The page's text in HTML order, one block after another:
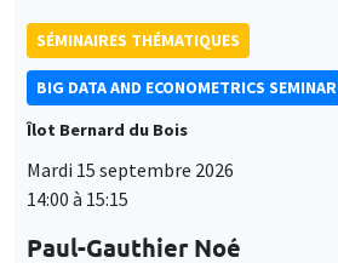
SÉMINAIRES THÉMATIQUES
BIG DATA AND ECONOMETRICS SEMINAR
Îlot Bernard du Bois
Mardi 15 septembre 2026
14:00 à 15:15
Paul-Gauthier Noé